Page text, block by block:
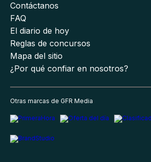
Contáctanos
FAQ
El diario de hoy
Reglas de concursos
Mapa del sitio
¿Por qué confiar en nosotros?
Otras marcas de GFR Media